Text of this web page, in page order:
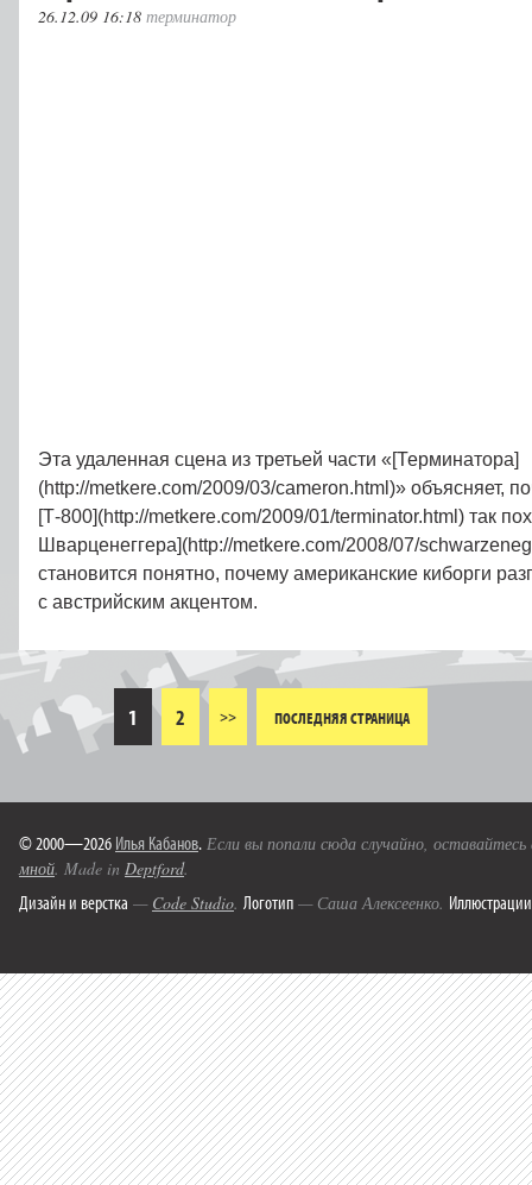
26.12.09 16:18 терминатор
Эта удаленная сцена из третьей части «[Терминатора]
(http://metkere.com/2009/03/cameron.html)» объясняет,
[Т‑800](http://metkere.com/2009/01/terminator.html) так
Шварценеггера](http://metkere.com/2008/07/
становится понятно, почему американские киборги
с австрийским акцентом.
1 2 >> ПОСЛЕДНЯЯ СТРАНИЦА
© 2000—2026 Илья Кабанов. Если вы попали сюда случайно,
мной. Made in Deptford.
Дизайн и верстка — Code Studio. Логотип — Саша Алексеенко. Иллюстрации